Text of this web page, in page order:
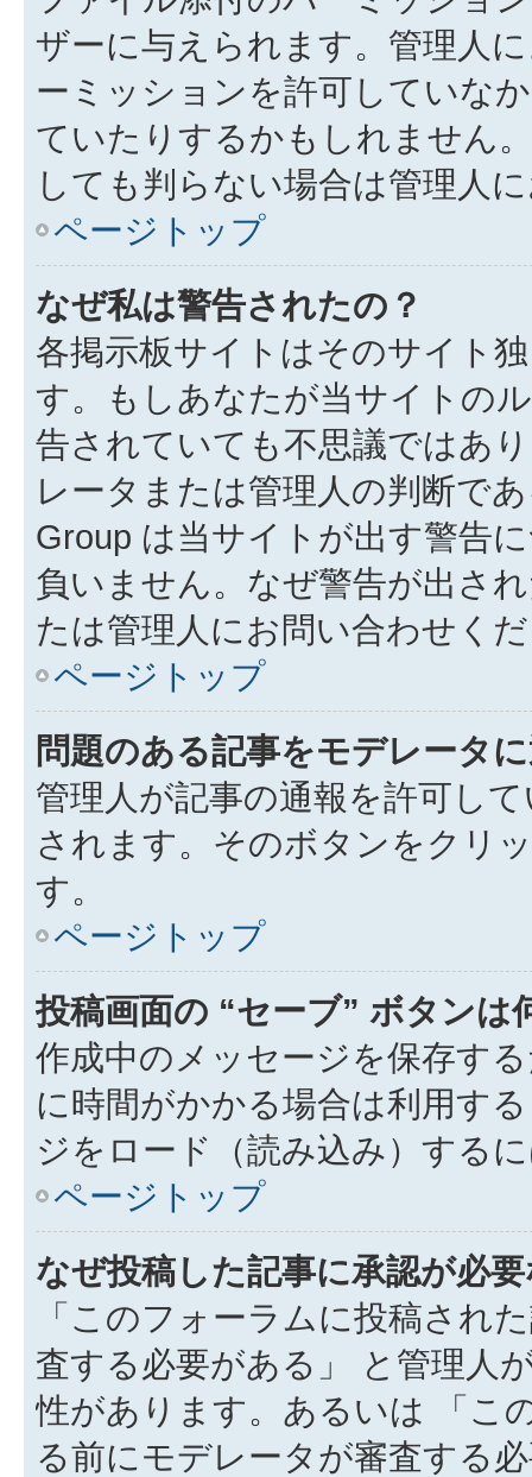
ザーに与えられます。管理人
ーミッションを許可していな
ていたりするかもしれません
しても判らない場合は管理人
ページトップ
なぜ私は警告されたの？
各掲示板サイトはそのサイト
す。もしあなたが当サイトの
告されていても不思議ではあ
レータまたは管理人の判断で
Group は当サイトが出す警告
負いません。なぜ警告が出さ
たは管理人にお問い合わせく
ページトップ
問題のある記事をモデレータ
管理人が記事の通報を許可し
されます。そのボタンをクリ
す。
ページトップ
投稿画面の “セーブ” ボタンは
作成中のメッセージを保存す
に時間がかかる場合は利用す
ジをロード（読み込み）する
ページトップ
なぜ投稿した記事に承認が必
「このフォーラムに投稿され
査する必要がある」 と管理人
性があります。あるいは 「こ
る前にモデレータが審査する